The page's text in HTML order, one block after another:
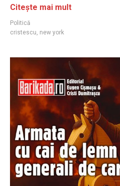
Citește mai mult
Politică
cristescu, new york